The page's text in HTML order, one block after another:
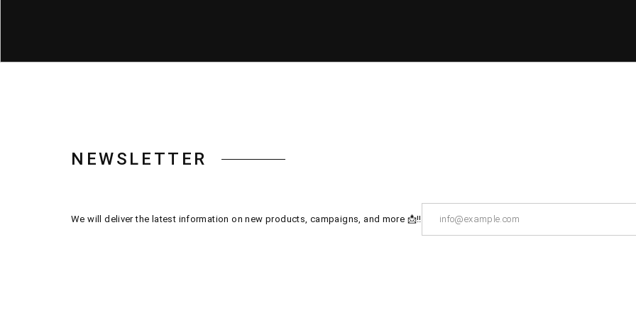
NEWSLETTER
We will deliver the latest information on new products, campaigns, and more 📩!!